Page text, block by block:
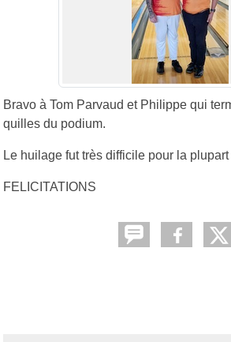
Bravo à Tom Parvaud et Philippe qui
quilles du podium.
Le huilage fut très difficile pour la
FELICITATIONS